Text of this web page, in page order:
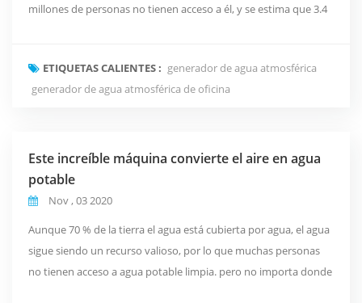
millones de personas no tienen acceso a él, y se estima que 3.4
toda la ciudad de Los Ángeles siendo eliminado cada año por
usar unsothy agua. un producto llamad...
ETIQUETAS CALIENTES : generador de agua atmosférica
generador de agua atmosférica de oficina
Este increíble máquina convierte el aire en agua
potable
Nov , 03 2020
Aunque 70 % de la tierra el agua está cubierta por agua, el agua
sigue siendo un recurso valioso, por lo que muchas personas
no tienen acceso a agua potable limpia. pero no importa donde